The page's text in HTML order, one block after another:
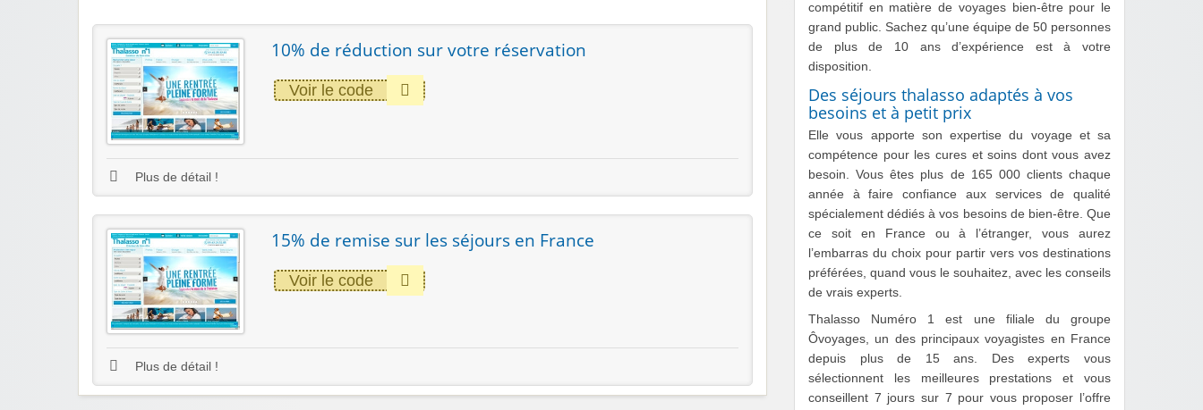
10% de réduction sur votre réservation
Voir le code
Plus de détail !
15% de remise sur les séjours en France
Voir le code
Plus de détail !
compétitif en matière de voyages bien-être pour le
grand public. Sachez qu’une équipe de 50 personnes
de plus de 10 ans d’expérience est à votre
disposition.
Des séjours thalasso adaptés à vos
besoins et à petit prix
Elle vous apporte son expertise du voyage et sa
compétence pour les cures et soins dont vous avez
besoin. Vous êtes plus de 165 000 clients chaque
année à faire confiance aux services de qualité
spécialement dédiés à vos besoins de bien-être. Que
ce soit en France ou à l’étranger, vous aurez
l’embarras du choix pour partir vers vos destinations
préférées, quand vous le souhaitez, avec les conseils
de vrais experts.
Thalasso Numéro 1 est une filiale du groupe
Ôvoyages, un des principaux voyagistes en France
depuis plus de 15 ans. Des experts vous
sélectionnent les meilleures prestations et vous
conseillent 7 jours sur 7 pour vous proposer l’offre